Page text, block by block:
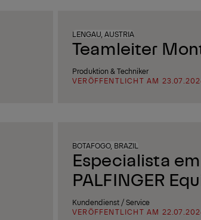
LENGAU, AUSTRIA
Teamleiter
Produktion & Techniker
VERÖFFENTLICHT AM
BOTAFOGO, BRAZIL
Especialista
PALFINGER
Kundendienst / Service
VERÖFFENTLICHT AM